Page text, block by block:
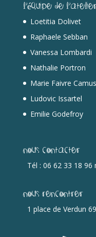
L’équipe de
Loetitia Dolivet
Raphaele Sebban
Vanessa Lombardi
Nathalie Portron
Marie Faivre Camus
Ludovic Issartel
Emilie Godefroy
Nous contacter
Tél : 06 62 33 18
Nous rencontrer
1 place de Verdun